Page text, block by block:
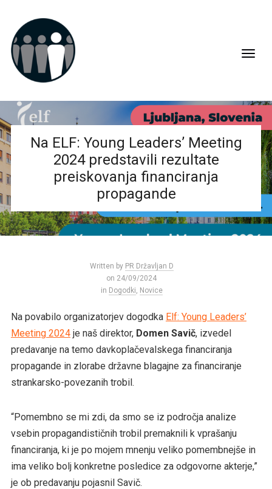
Na ELF: Young Leaders’ Meeting
2024 predstavili rezultate
preiskovanja financiranja
propagande
Written by PR Državljan D
on 24/09/2024
in Dogodki, Novice
Na povabilo organizatorjev dogodka Elf: Young Leaders’
Meeting 2024je naš direktor, Domen Savič, izvedel
predavanje na temo davkoplačevalskega financiranja
propagande in zlorabe državne blagajne za financiranje
strankarsko-povezanih trobil.
“Pomembno se mi zdi, da smo se iz področja analize
vsebin propagandističnih trobil premaknili k vprašanju
financiranja, ki je po mojem mnenju veliko pomembnejše in
ima veliko bolj konkretne posledice za odgovorne akterje,”
je ob predavanju pojasnil Savič.